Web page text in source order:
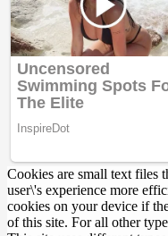
Cookies are small text files
user\'s experience more
cookies on your device if
of this site. For all other